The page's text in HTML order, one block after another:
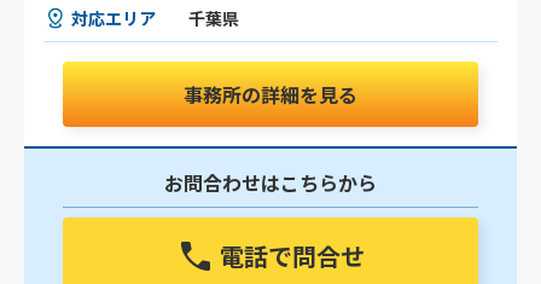
対応エリア 千葉県
事務所の詳細を見る
お問合わせはこちらから
電話で問合せ